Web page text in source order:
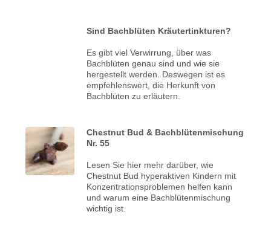
Sind Bachblüten Kräutertinkturen?
Es gibt viel Verwirrung, über was
Bachblüten genau sind und wie sie
hergestellt werden. Deswegen ist es
empfehlenswert, die Herkunft von
Bachblüten zu erläutern.
Chestnut Bud & Bachblütenmischung
Nr. 55
Lesen Sie hier mehr darüber, wie
Chestnut Bud hyperaktiven Kindern mit
Konzentrationsproblemen helfen kann
und warum eine Bachblütenmischung
wichtig ist.